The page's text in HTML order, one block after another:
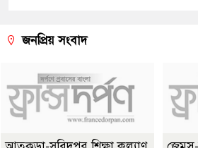
জনপ্রিয় সংবাদ